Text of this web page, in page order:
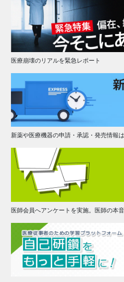
医療崩壊のリアルを緊急レポート
新薬や医療機器の申請・承認・発売情報は
医師会員へアンケートを実施。医師の本音